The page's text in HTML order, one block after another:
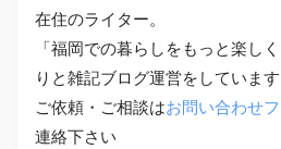
在住のライター。
「福岡での暮らしをもっと楽し
りと雑記ブログ運営をしています
ご依頼・ご相談はお問い合わせ
連絡下さい